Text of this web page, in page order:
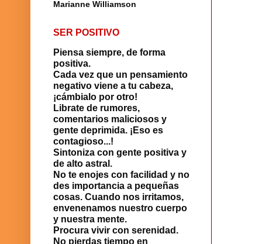
Marianne Williamson
SER POSITIVO
Piensa siempre, de forma
positiva.
Cada vez que un pensamiento
negativo viene a tu cabeza,
¡cámbialo por otro!
Librate de rumores,
comentarios maliciosos y
gente deprimida. ¡Eso es
contagioso...!
Sintoniza con gente positiva y
de alto astral.
No te enojes con facilidad y no
des importancia a pequeñas
cosas. Cuando nos irritamos,
envenenamos nuestro cuerpo
y nuestra mente.
Procura vivir con serenidad.
No pierdas tiempo en